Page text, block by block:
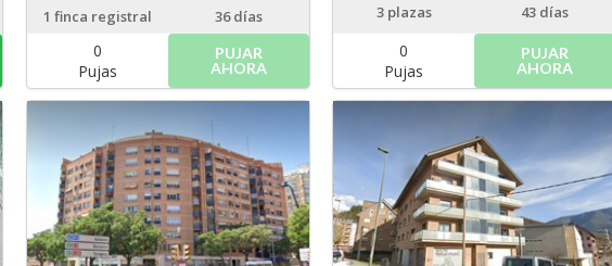
1 finca registral 36 días
0
Pujas
PUJAR
AHORA
3 plazas 43 días
0
Pujas
PUJAR
AHORA